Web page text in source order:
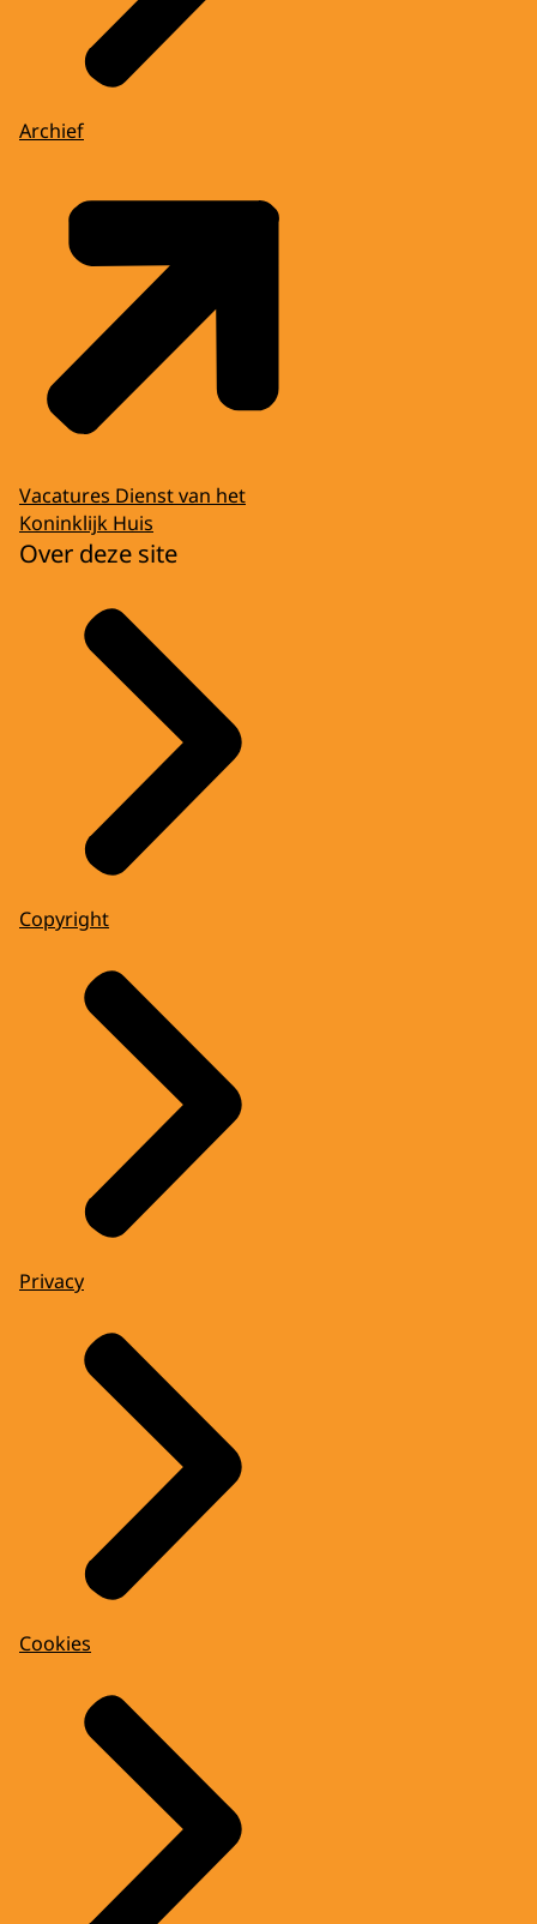
Archief
Vacatures Dienst van het
Koninklijk Huis
Over deze site
Copyright
Privacy
Cookies